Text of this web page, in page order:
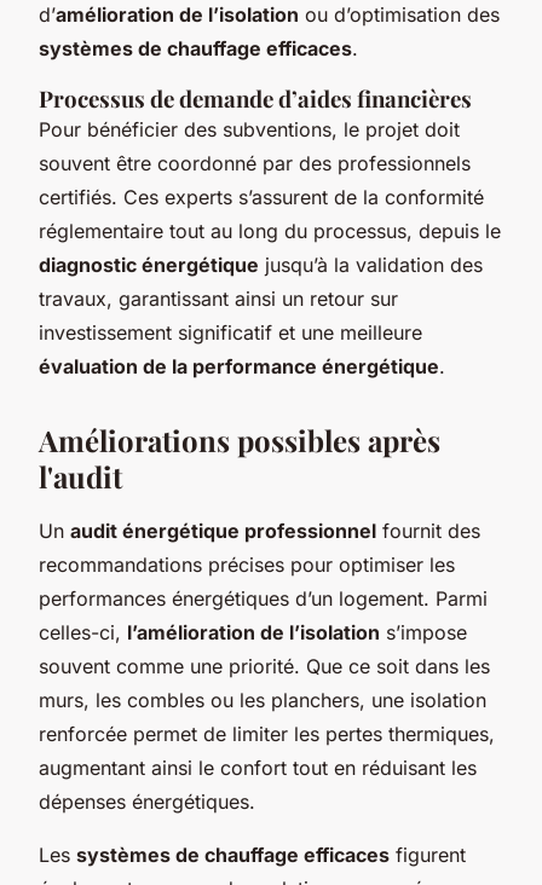
d’amélioration de l’isolation ou d’optimisation des
systèmes de chauffage efficaces.
Processus de demande d’aides financières
Pour bénéficier des subventions, le projet doit
souvent être coordonné par des professionnels
certifiés. Ces experts s’assurent de la conformité
réglementaire tout au long du processus, depuis le
diagnostic énergétique jusqu’à la validation des
travaux, garantissant ainsi un retour sur
investissement significatif et une meilleure
évaluation de la performance énergétique.
Améliorations possibles après
l'audit
Un audit énergétique professionnel fournit des
recommandations précises pour optimiser les
performances énergétiques d’un logement. Parmi
celles-ci, l’amélioration de l’isolation s’impose
souvent comme une priorité. Que ce soit dans les
murs, les combles ou les planchers, une isolation
renforcée permet de limiter les pertes thermiques,
augmentant ainsi le confort tout en réduisant les
dépenses énergétiques.
Les systèmes de chauffage efficaces figurent